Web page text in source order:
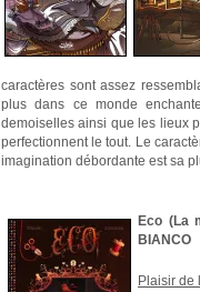
caractères sont assez
plus dans ce monde
demoiselles ainsi que les lieux
perfectionnent le tout. Le
imagination débordante est sa
Eco (La
BIANCO
Plaisir de